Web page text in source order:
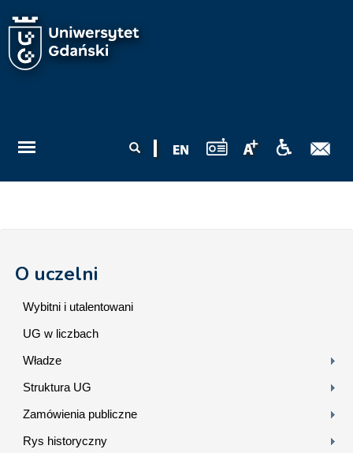
wyszukiwania
O uczelni
Wybitni i utalentowani
UG w liczbach
Władze
Struktura UG
Zamówienia publiczne
Rys historyczny